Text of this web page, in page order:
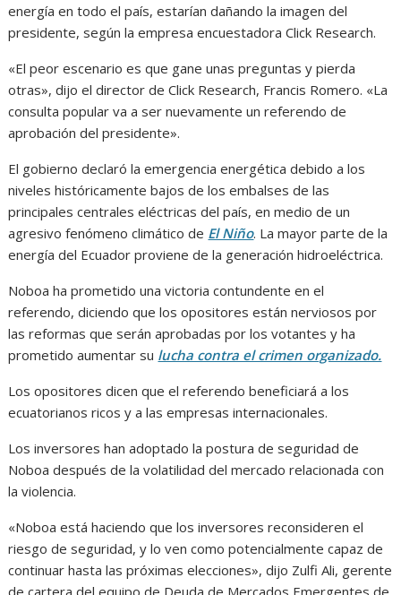
energía en todo el país, estarían dañando la imagen del
presidente, según la empresa encuestadora Click Research.
«El peor escenario es que gane unas preguntas y pierda
otras», dijo el director de Click Research, Francis Romero. «La
consulta popular va a ser nuevamente un referendo de
aprobación del presidente».
El gobierno declaró la emergencia energética debido a los
niveles históricamente bajos de los embalses de las
principales centrales eléctricas del país, en medio de un
agresivo fenómeno climático de El Niño. La mayor parte de la
energía del Ecuador proviene de la generación hidroeléctrica.
Noboa ha prometido una victoria contundente en el
referendo, diciendo que los opositores están nerviosos por
las reformas que serán aprobadas por los votantes y ha
prometido aumentar su lucha contra el crimen organizado.
Los opositores dicen que el referendo beneficiará a los
ecuatorianos ricos y a las empresas internacionales.
Los inversores han adoptado la postura de seguridad de
Noboa después de la volatilidad del mercado relacionada con
la violencia.
«Noboa está haciendo que los inversores reconsideren el
riesgo de seguridad, y lo ven como potencialmente capaz de
continuar hasta las próximas elecciones», dijo Zulfi Ali, gerente